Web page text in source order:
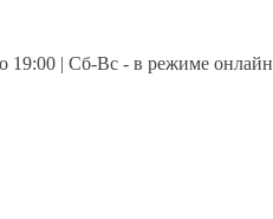
19:00 | Сб-Вс - в режиме онлайн